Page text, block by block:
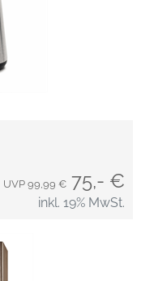
UVP 99,99 € 75,- €
inkl. 19% MwSt.